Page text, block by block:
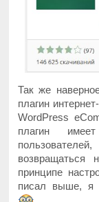
Так же
плагин
WordPress
плагин
принципе
писал выше, я